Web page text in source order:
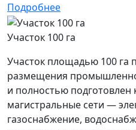
Подробнее
Участок 100 га
Участок площадью 100 га
размещения
и полностью подготовлен
магистральные сети —
газоснабжение,